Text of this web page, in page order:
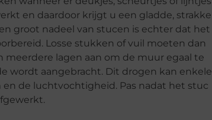
en daardoor krijgt u een gladde, strakke
groot nadeel van stucen is echter dat het
Losse stukken of vuil moeten dan
lagen aan om de muur egaal te
wordt aangebracht. Dit drogen kan enkele
de luchtvochtigheid. Pas nadat het stuc